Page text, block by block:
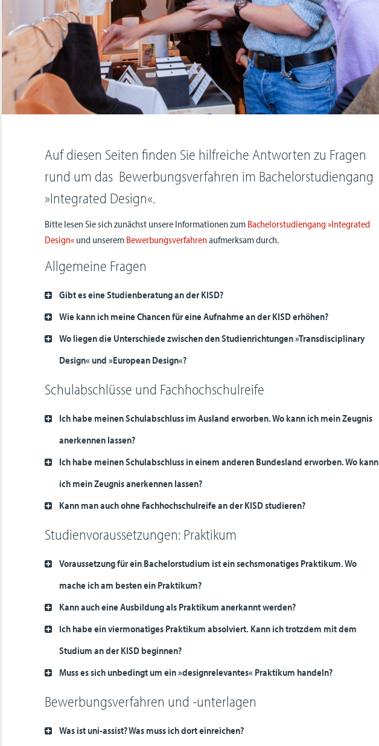
Auf diesen Seiten finden Sie hilfreiche Antworten zu Fragen
rund um das Bewerbungsverfahren im Bachelorstudiengang
»Integrated Design«.
Bitte lesen Sie sich zunächst unsere Informationen zum Bachelorstudiengang »Integrated
Design« und unserem Bewerbungsverfahrenaufmerksam durch.
Allgemeine Fragen
Gibt es eine Studienberatung an der KISD?
Wie kann ich meine Chancen für eine Aufnahme an der KISD erhöhen?
Wo liegen die Unterschiede zwischen den Studienrichtungen »Transdisciplinary
Design« und »European Design«?
Schulabschlüsse und Fachhochschulreife
Ich habe meinen Schulabschluss im Ausland erworben. Wo kann ich mein Zeugnis
anerkennen lassen?
Ich habe meinen Schulabschluss in einem anderen Bundesland erworben. Wo kann
ich mein Zeugnis anerkennen lassen?
Kann man auch ohne Fachhochschulreife an der KISD studieren?
Studienvoraussetzungen: Praktikum
Voraussetzung für ein Bachelorstudium ist ein sechsmonatiges Praktikum. Wo
mache ich am besten ein Praktikum?
Kann auch eine Ausbildung als Praktikum anerkannt werden?
Ich habe ein viermonatiges Praktikum absolviert. Kann ich trotzdem mit dem
Studium an der KISD beginnen?
Muss es sich unbedingt um ein »designrelevantes« Praktikum handeln?
Bewerbungsverfahren und -unterlagen
Was ist uni-assist? Was muss ich dort einreichen?